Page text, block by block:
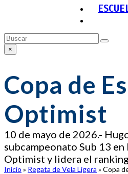
Buscar
Enviar
×
Close
Copa de
Optimist
10 de mayo de 2026.-
subcampeonato Sub 13 en
Optimist y lidera el
Inicio » Regata de Vela Ligera » Copa